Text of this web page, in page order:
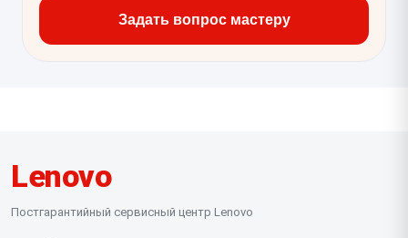
Задать вопрос мастеру
Lenovo
Постгарантийный сервисный центр Lenovo